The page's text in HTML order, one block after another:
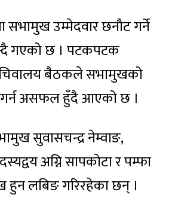
सभामुख उम्मेदवार छनौट गर्ने
गएको छ । पटकपटक
बैठकले सभामुखको
गर्न असफल हुँदै आएको छ ।
सुवासचन्द्र नेम्वाङ,
अग्नि सापकोटा र पम्फा
लबिङ गरिरहेका छन् ।